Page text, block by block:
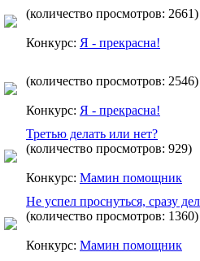
(количество просмотров: 2661)
Конкурс: Я - прекрасна!
(количество просмотров: 2546)
Конкурс: Я - прекрасна!
Третью делать или нет?
(количество просмотров: 929)
Конкурс: Мамин помощник
Не успел проснуться, сразу
(количество просмотров: 1360)
Конкурс: Мамин помощник